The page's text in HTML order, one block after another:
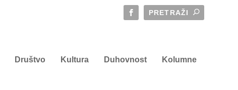
Društvo Kultura Duhovnost Kolumne